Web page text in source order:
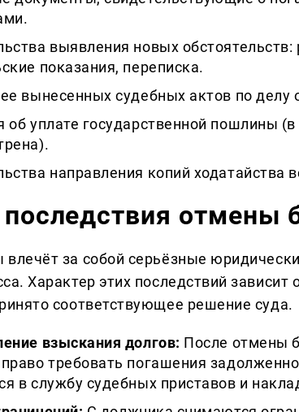
выявления новых обстоятельств:
показания, переписка.
вынесенных судебных актов по делу
об уплате государственной пошлины (в
направления копий ходатайства
отмены
за собой серьёзные
Характер этих последствий
соответствующее решение суда.
взыскания долгов: После отмены
требовать погашения
в службу судебных приставов и